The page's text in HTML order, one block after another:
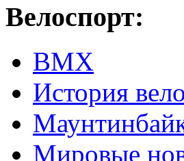
Велоспорт:
ВМХ
История
Мировые